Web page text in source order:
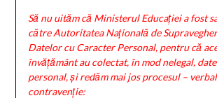
Să nu uităm că Ministerul Educației a fost
către Autoritatea Națională de
Datelor cu Caracter Personal, pentru că
învățământ au colectat, în mod nelegal,
personal, și redăm mai jos procesul –
contravenție: